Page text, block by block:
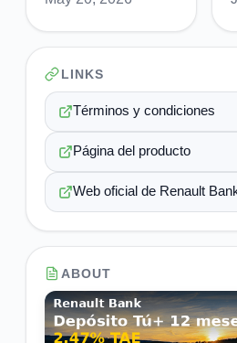
LINKS
Términos y condiciones
Página del producto
Web oficial de Renault
ABOUT